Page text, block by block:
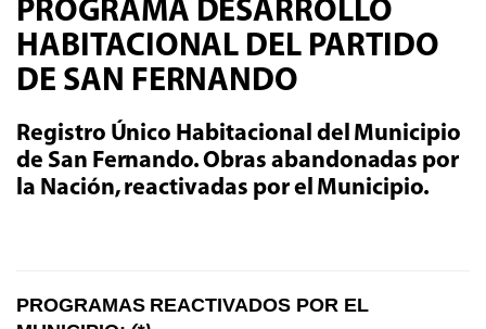
PROGRAMA DESARROLLO
HABITACIONAL DEL PARTIDO
DE SAN FERNANDO
Registro Único Habitacional del Municipio
de San Fernando. Obras abandonadas por
la Nación, reactivadas por el Municipio.
PROGRAMAS REACTIVADOS POR EL